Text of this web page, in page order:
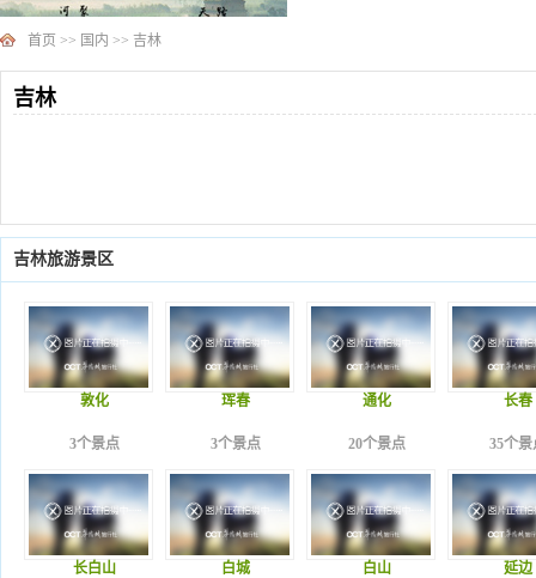
首页 >> 国内 >> 吉林
吉林
吉林旅游景区
敦化
3个景点
珲春
3个景点
通化
20个景点
长春
35个景
长白山 白城 白山 延边